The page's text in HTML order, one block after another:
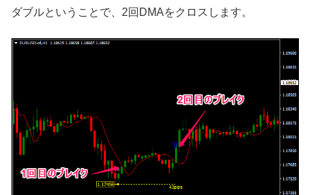
ダブルということで、2回DMAをクロスします。